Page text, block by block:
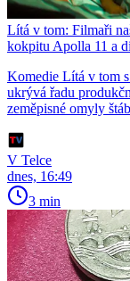
Lítá v tom: Filmaři
kokpitu Apolla 11 a
Komedie Lítá v tom
ukrývá řadu
zeměpisné omyly
V Telce
dnes, 16:49
3 min